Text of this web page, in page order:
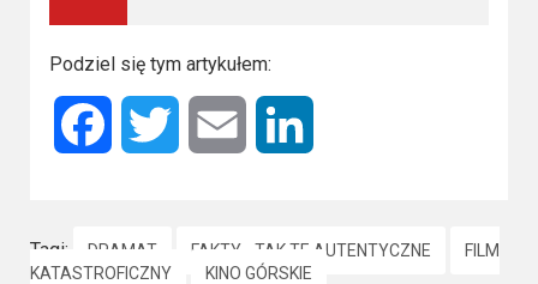
Podziel się tym artykułem:
Facebook Twitter Email
Tagi: DRAMAT FAKTY - TAK TE AUTENTYCZNE
FILM
KATASTROFICZNY
KINO GÓRSKIE